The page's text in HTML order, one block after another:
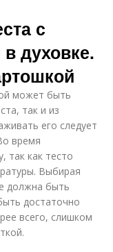
с
духовке.
может быть
так и из
его следует
время
так как тесто
Выбирая
должна быть
достаточно
всего, слишком